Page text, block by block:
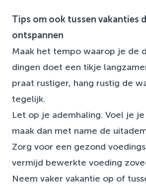
Tips om ook tussen vakanties
ontspannen
Maak het tempo waarop je de
dingen doet een tikje
praat rustiger, hang rustig de
tegelijk.
Let op je ademhaling. Voel je
maak dan met name de
Zorg voor een gezond
vermijd bewerkte voeding
Neem vaker vakantie op of